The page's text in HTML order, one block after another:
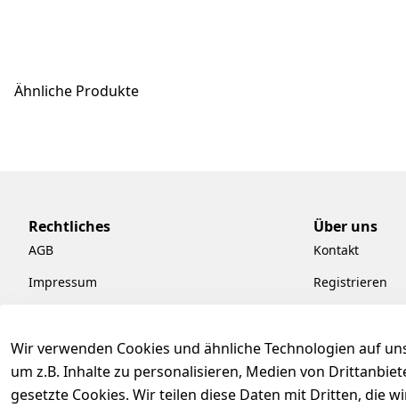
Ähnliche Produkte
Wir verwenden Cookies und ähnliche Technologien auf
um z.B. Inhalte zu personalisieren, Medien von
gesetzte Cookies. Wir teilen diese Daten mit Dritten, die
Rechtliches
AGB
Impressum
Barrierefreiheitserklärung
Widerrufsrecht
Über uns
Kontakt
Registrieren
Pflege &
Kiefermöbel